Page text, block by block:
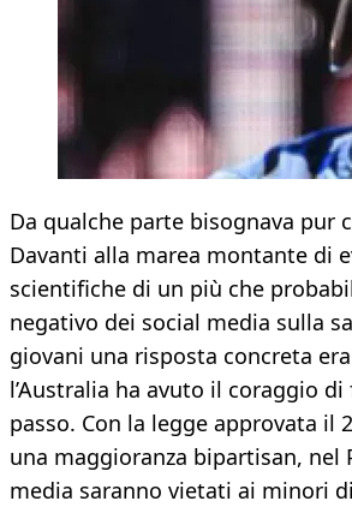
Da qualche parte bisognava pur
Davanti alla marea montante di
scientifiche di un più che
negativo dei social media sulla
giovani una risposta concreta
l’Australia ha avuto il coraggio
passo. Con la legge approvata il
una maggioranza bipartisan, nel
media saranno vietati ai minori